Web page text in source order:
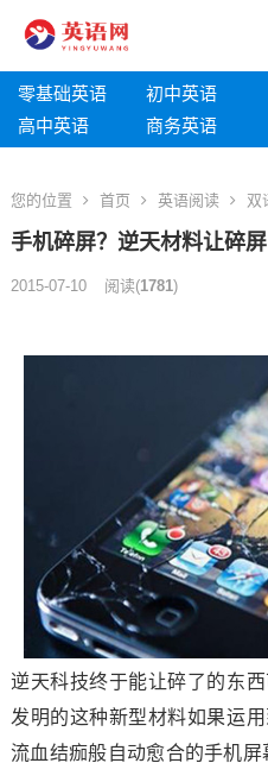
零基础英语 初中英语
高中英语
商务英语
您的位置 首页 英语阅读 双
手机碎屏？逆天材料让碎屏
2015-07-10 阅读(1781)
逆天科技终于能让碎了的东
发明的这种新型材料如果运
流血结痂般自动愈合的手机屏